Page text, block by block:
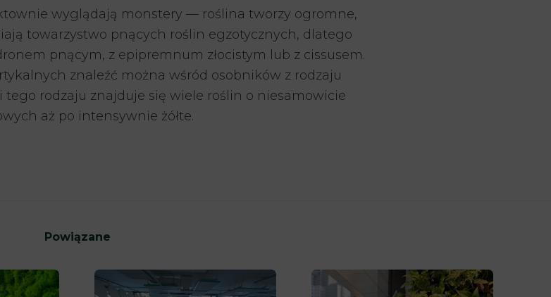
wyglądają monstery — roślina tworzy ogromne,
towarzystwo pnących roślin egzotycznych, dlatego
pnącym, z epipremnum złocistym lub z cissusem.
znaleźć można wśród osobników z rodzaju
rodzaju znajduje się wiele roślin o niesamowicie
aż po intensywnie żółte.
Powiązane